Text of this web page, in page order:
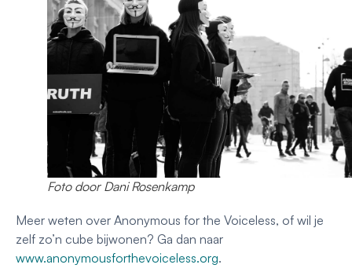
Foto door Dani Rosenkamp
Meer weten over Anonymous for the Voiceless, of wil je
zelf zo’n cube bijwonen? Ga dan naar
www.anonymousforthevoiceless.org.